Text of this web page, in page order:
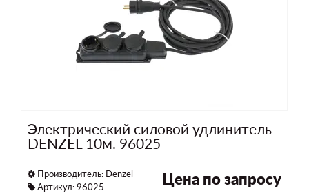
Электрический силовой удлинитель
DENZEL 10м. 96025
Производитель: Denzel
Артикул: 96025
Цена по запросу